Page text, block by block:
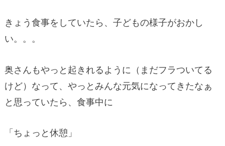
きょう食事をしていたら、子どもの様子がおかし
い。。。
奥さんもやっと起きれるように（まだフラついてる
けど）なって、やっとみんな元気になってきたなぁ
と思っていたら、食事中に
「ちょっと休憩」